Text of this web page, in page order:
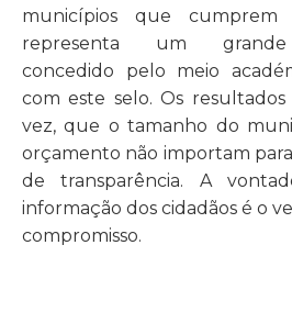
municípios que cumprem
representa um grande
concedido pelo meio
com este selo. Os
vez, que o tamanho do
orçamento não importam
de transparência. A
informação dos cidadãos é o
compromisso.